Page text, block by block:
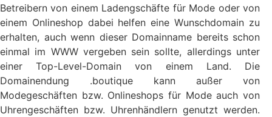
Betreibern von einem Ladengschäfte für Mode oder von
einem Onlineshop dabei helfen eine Wunschdomain zu
erhalten, auch wenn dieser Domainname bereits schon
einmal im WWW vergeben sein sollte, allerdings unter
einer Top-Level-Domain von einem Land. Die
Domainendung .boutique kann außer von
Modegeschäften bzw. Onlineshops für Mode auch von
Uhrengeschäften bzw. Uhrenhändlern genutzt werden.